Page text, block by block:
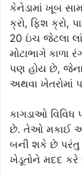
કેનેડામાં ખૂબ
ક્રો, ફિશ ક્રો,
20 ઇંચ જેટલા
મોટાભાગે કાળા
પણ હોય છે, જેના
અથવા ખેતરોમાં
કાગડાઓ વિવિધ
છે. તેઓ મકાઈ
બની શકે છે
ખેડૂતોને મદદ કરે